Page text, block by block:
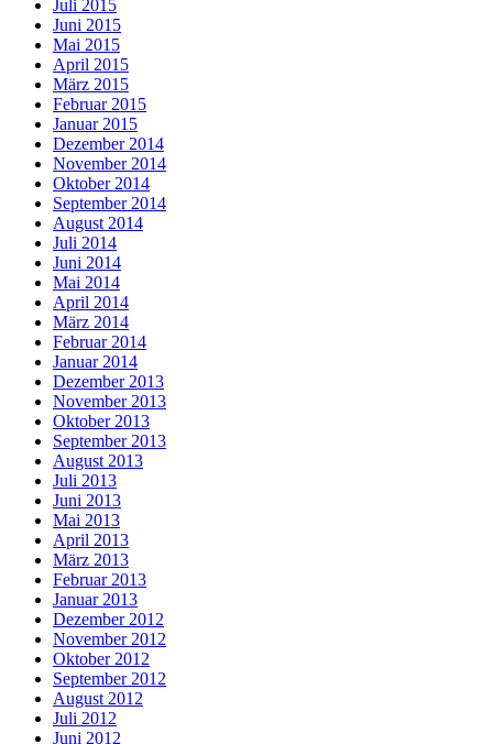
Juli 2015
Juni 2015
Mai 2015
April 2015
März 2015
Februar 2015
Januar 2015
Dezember 2014
November 2014
Oktober 2014
September 2014
August 2014
Juli 2014
Juni 2014
Mai 2014
April 2014
März 2014
Februar 2014
Januar 2014
Dezember 2013
November 2013
Oktober 2013
September 2013
August 2013
Juli 2013
Juni 2013
Mai 2013
April 2013
März 2013
Februar 2013
Januar 2013
Dezember 2012
November 2012
Oktober 2012
September 2012
August 2012
Juli 2012
Juni 2012